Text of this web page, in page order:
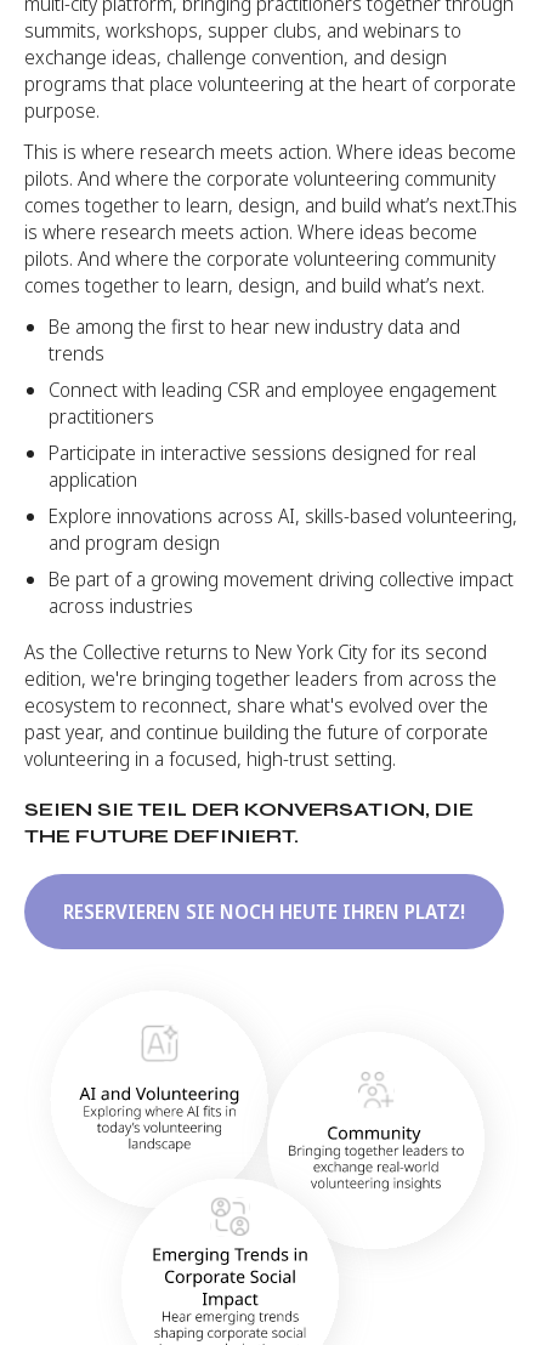
summits, workshops, supper clubs, and webinars to
exchange ideas, challenge convention, and design
programs that place volunteering at the heart of corporate
purpose.
This is where research meets action. Where ideas become
pilots. And where the corporate volunteering community
comes together to learn, design, and build what’s next.This
is where research meets action. Where ideas become
pilots. And where the corporate volunteering community
comes together to learn, design, and build what’s next.
Be among the first to hear new industry data and
trends
Connect with leading CSR and employee engagement
practitioners
Participate in interactive sessions designed for real
application
Explore innovations across AI, skills-based volunteering,
and program design
Be part of a growing movement driving collective impact
across industries
As the Collective returns to New York City for its second
edition, we're bringing together leaders from across the
ecosystem to reconnect, share what's evolved over the
past year, and continue building the future of corporate
volunteering in a focused, high-trust setting.
SEIEN SIE TEIL DER KONVERSATION, DIE
THE FUTURE DEFINIERT.
RESERVIEREN SIE NOCH HEUTE IHREN PLATZ!